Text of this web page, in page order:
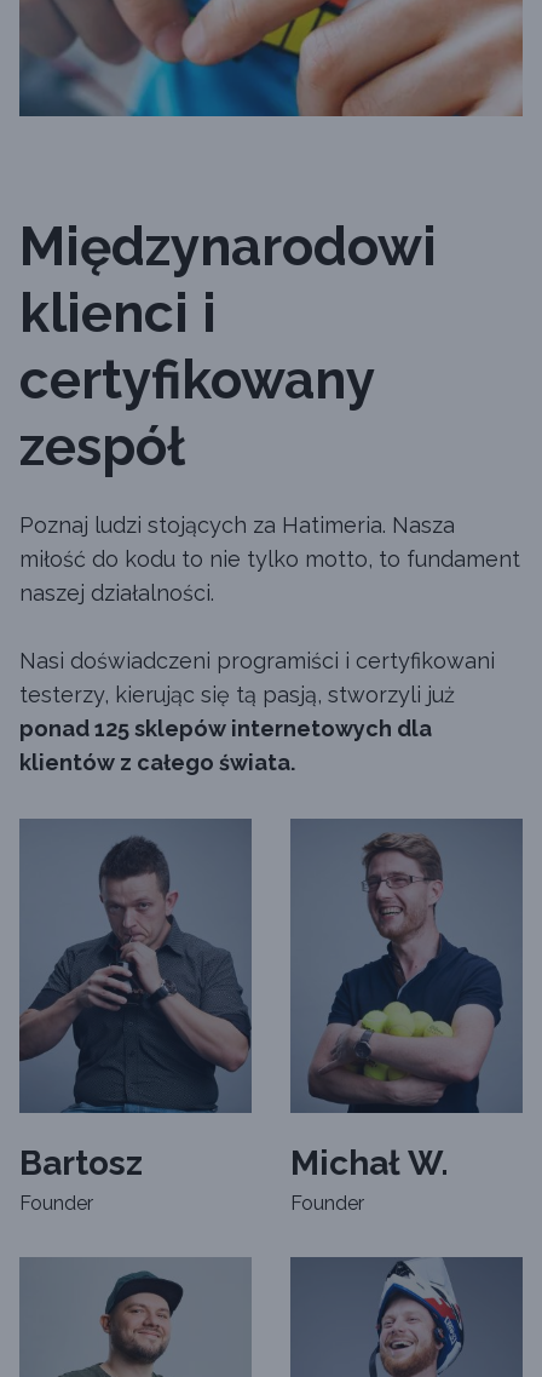
Międzynarodowi
klienci i
certyfikowany
zespół
Poznaj ludzi stojących za Hatimeria. Nasza
miłość do kodu to nie tylko motto, to fundament
naszej działalności.
Nasi doświadczeni programiści i certyfikowani
testerzy, kierując się tą pasją, stworzyli już
ponad 125 sklepów internetowych dla
klientów z całego świata.
Bartosz
Founder
Michał W.
Founder